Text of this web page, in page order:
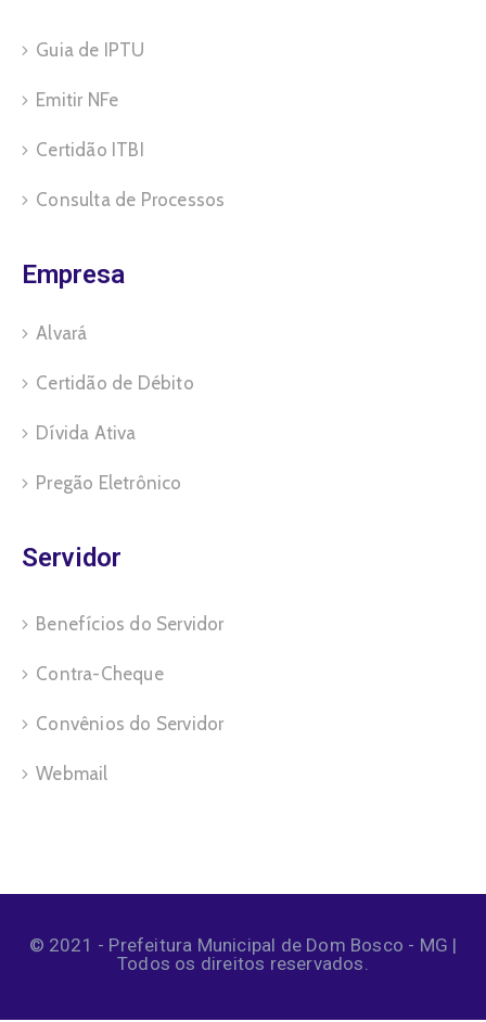
Guia de IPTU
Emitir NFe
Certidão ITBI
Consulta de Processos
Empresa
Alvará
Certidão de Débito
Dívida Ativa
Pregão Eletrônico
Servidor
Benefícios do Servidor
Contra-Cheque
Convênios do Servidor
Webmail
© 2021 - Prefeitura Municipal de Dom Bosco - MG |
Todos os direitos reservados.